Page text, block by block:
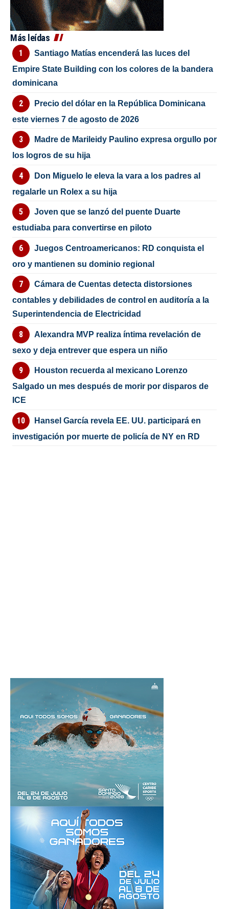
Más leídas
Santiago Matías encenderá las luces del
Empire State Building con los colores de la bandera
dominicana
Precio del dólar en la República Dominicana
este viernes 7 de agosto de 2026
Madre de Marileidy Paulino expresa orgullo por
los logros de su hija
Don Miguelo le eleva la vara a los padres al
regalarle un Rolex a su hija
Joven que se lanzó del puente Duarte
estudiaba para convertirse en piloto
Juegos Centroamericanos: RD conquista el
oro y mantienen su dominio regional
Cámara de Cuentas detecta distorsiones
contables y debilidades de control en auditoría a la
Superintendencia de Electricidad
Alexandra MVP realiza íntima revelación de
sexo y deja entrever que espera un niño
Houston recuerda al mexicano Lorenzo
Salgado un mes después de morir por disparos de
ICE
Hansel García revela EE. UU. participará en
investigación por muerte de policía de NY en RD